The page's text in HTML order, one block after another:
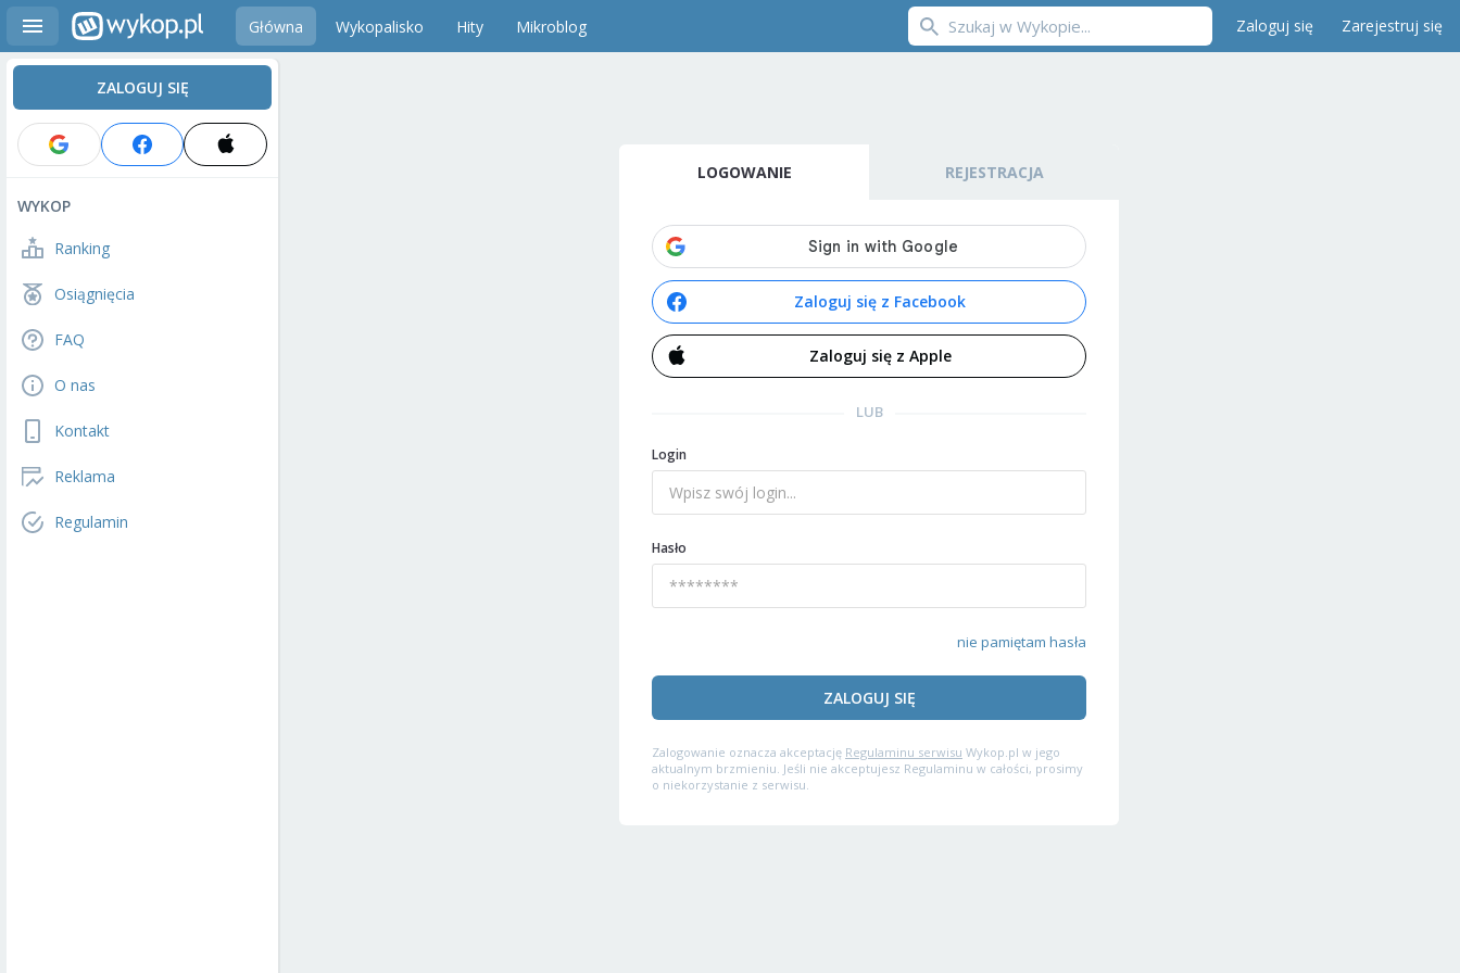
Główna Wykopalisko Hity Mikroblog Zaloguj się Zarejestruj się
ZALOGUJ SIĘ
WYKOP
Ranking
Osiągnięcia
FAQ
O nas
Kontakt
Reklama
Regulamin
LOGOWANIE REJESTRACJA
Zaloguj się z Facebook
Zaloguj się z Apple
LUB
Login
Hasło
nie pamiętam hasła
ZALOGUJ SIĘ
Zalogowanie oznacza akceptację Regulaminu serwisu Wykop.pl w jego
aktualnym brzmieniu. Jeśli nie akceptujesz Regulaminu w całości, prosimy
o niekorzystanie z serwisu.